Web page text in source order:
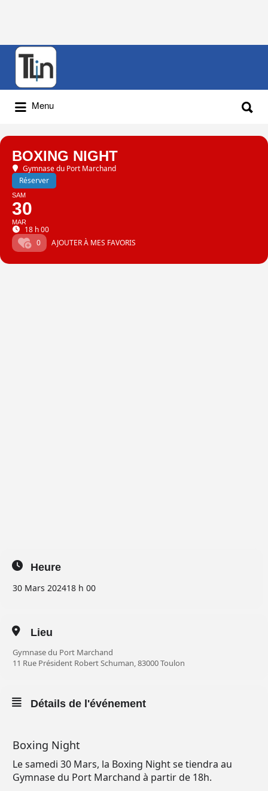
Rechercher
Menu
BOXING NIGHT
Gymnase du Port Marchand
Réserver
SAM
30
MAR
18 h 00
0
AJOUTER À MES FAVORIS
Heure
30 Mars 202418 h 00
Lieu
Gymnase du Port Marchand
11 Rue Président Robert Schuman, 83000 Toulon
Détails de l'événement
Boxing Night
Le samedi 30 Mars, la Boxing Night se tiendra au
Gymnase du Port Marchand à partir de 18h.